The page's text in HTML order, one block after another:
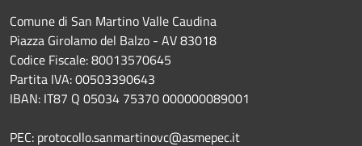
Comune di San Martino Valle Caudina
Piazza Girolamo del Balzo - AV 83018
Codice Fiscale: 80013570645
Partita IVA: 00503390643
IBAN: IT87 Q 05034 75370 000000089001
PEC: protocollo.sanmartinovc@asmepec.it